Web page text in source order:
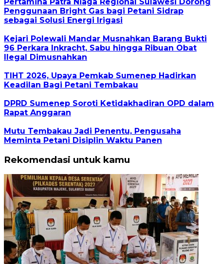
Penggunaan Bright Gas bagi Petani Sidrap
sebagai Solusi Energi Irigasi
Kejari Polewali Mandar Musnahkan Barang Bukti
96 Perkara Inkracht, Sabu hingga Ribuan Obat
Ilegal Dimusnahkan
TIHT 2026, Upaya Pemkab Sumenep Hadirkan
Keadilan Bagi Petani Tembakau
DPRD Sumenep Soroti Ketidakhadiran OPD dalam
Rapat Anggaran
Mutu Tembakau Jadi Penentu, Pengusaha
Meminta Petani Disiplin Waktu Panen
Rekomendasi untuk kamu